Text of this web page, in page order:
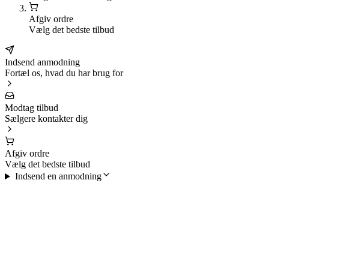
Afgiv ordre
Vælg det bedste tilbud
Indsend anmodning
Fortæl os, hvad du har brug for
Modtag tilbud
Sælgere kontakter dig
Afgiv ordre
Vælg det bedste tilbud
Indsend en anmodning